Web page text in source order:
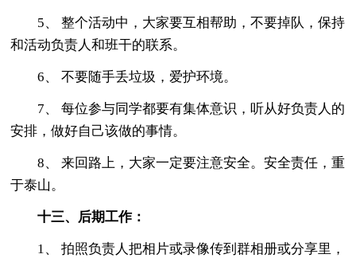
5、 整个活动中，大家要互相帮助，不要掉队，保持
和活动负责人和班干的联系。
6、 不要随手丢垃圾，爱护环境。
7、 每位参与同学都要有集体意识，听从好负责人的
安排，做好自己该做的事情。
8、 来回路上，大家一定要注意安全。安全责任，重
于泰山。
十三、后期工作：
1、 拍照负责人把相片或录像传到群相册或分享里，